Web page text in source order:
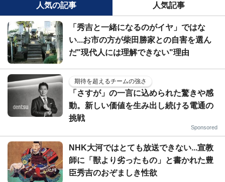
人気の記事
人気記事
「秀吉と一緒になるのがイヤ」ではな
い...お市の方が柴田勝家との自害を選ん
だ"現代人には理解できない"理由
期待を超えるチームの強さ
「さすが」の一言に込められた驚きや感
動。新しい価値を生み出し続ける電通の
挑戦
Sponsored
NHK大河ではとても放送できない...宣教
師に「獣より劣ったもの」と書かれた豊
臣秀吉のおぞましき性欲